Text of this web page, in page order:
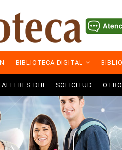
BIBLIOTECA DIGITAL
DHI SOLICITUD